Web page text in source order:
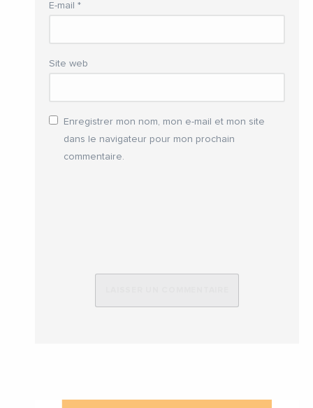
E-mail *
Site web
Enregistrer mon nom, mon e-mail et mon site
dans le navigateur pour mon prochain
commentaire.